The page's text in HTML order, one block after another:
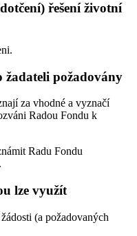
řešení životní
žadateli požadovány
za vhodné a vyznačí
Radou Fondu k
Radu Fondu
lze využít
(a požadovaných